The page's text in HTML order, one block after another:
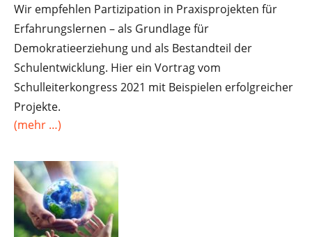
Wir empfehlen Partizipation in Praxisprojekten für
Erfahrungslernen – als Grundlage für
Demokratieerziehung und als Bestandteil der
Schulentwicklung. Hier ein Vortrag vom
Schulleiterkongress 2021 mit Beispielen erfolgreicher
Projekte.
(mehr …)